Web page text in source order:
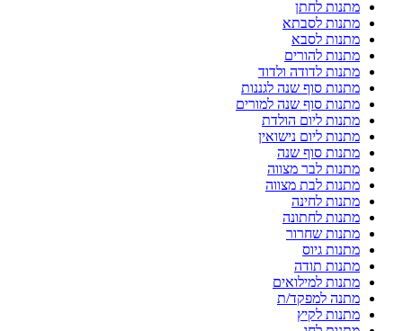
מתנות לחתן
מתנות לסבתא
מתנות לסבא
מתנות להורים
מתנות לדודה ולדוד
מתנות סוף שנה לגננות
מתנות סוף שנה למורים
מתנות ליום הולדת
מתנות ליום נישואין
מתנות סוף שנה
מתנות לבר מצווה
מתנות לבת מצווה
מתנות לחינה
מתנות לחתונה
מתנות שחרור
מתנות גיוס
מתנות תודה
מתנות למילואים
מתנה למפקד/ת
מתנות לקיץ